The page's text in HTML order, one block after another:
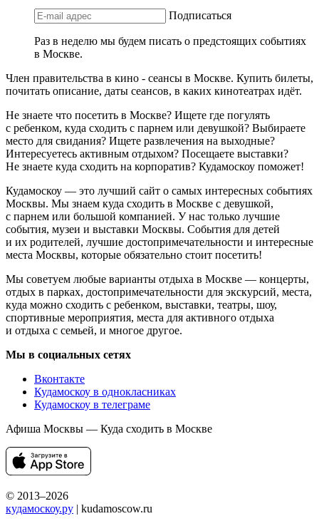
Подписаться
Раз в неделю мы будем писать о предстоящих событиях
в Москве.
Член правительства в кино - сеансы в Москве. Купить билеты,
почитать описание, даты сеансов, в каких кинотеатрах идёт.
Не знаете что посетить в Москве? Ищете где погулять
с ребенком, куда сходить с парнем или девушкой? Выбираете
место для свидания? Ищете развлечения на выходные?
Интересуетесь активным отдыхом? Посещаете выставки?
Не знаете куда сходить на корпоратив? Кудамоскоу поможет!
Кудамоскоу — это лучший сайт о самых интересных событиях
Москвы. Мы знаем куда сходить в Москве с девушкой,
с парнем или большой компанией. У нас только лучшие
события, музеи и выставки Москвы. События для детей
и их родителей, лучшие достопримечательности и интересные
места Москвы, которые обязательно стоит посетить!
Мы советуем любые варианты отдыха в Москве — концерты,
отдых в парках, достопримечательности для экскурсий, места,
куда можно сходить с ребенком, выставки, театры, шоу,
спортивные мероприятия, места для активного отдыха
и отдыха с семьей, и многое другое.
Мы в социальных сетях
Вконтакте
Кудамоскоу в однокласниках
Кудамоскоу в телеграме
Афиша Москвы — Куда сходить в Москве
© 2013–2026
кудамоскоу.ру | kudamoscow.ru